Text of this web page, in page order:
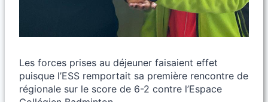
Les forces prises au déjeuner faisaient effet
puisque l’ESS remportait sa première rencontre de
régionale sur le score de 6-2 contre l’Espace